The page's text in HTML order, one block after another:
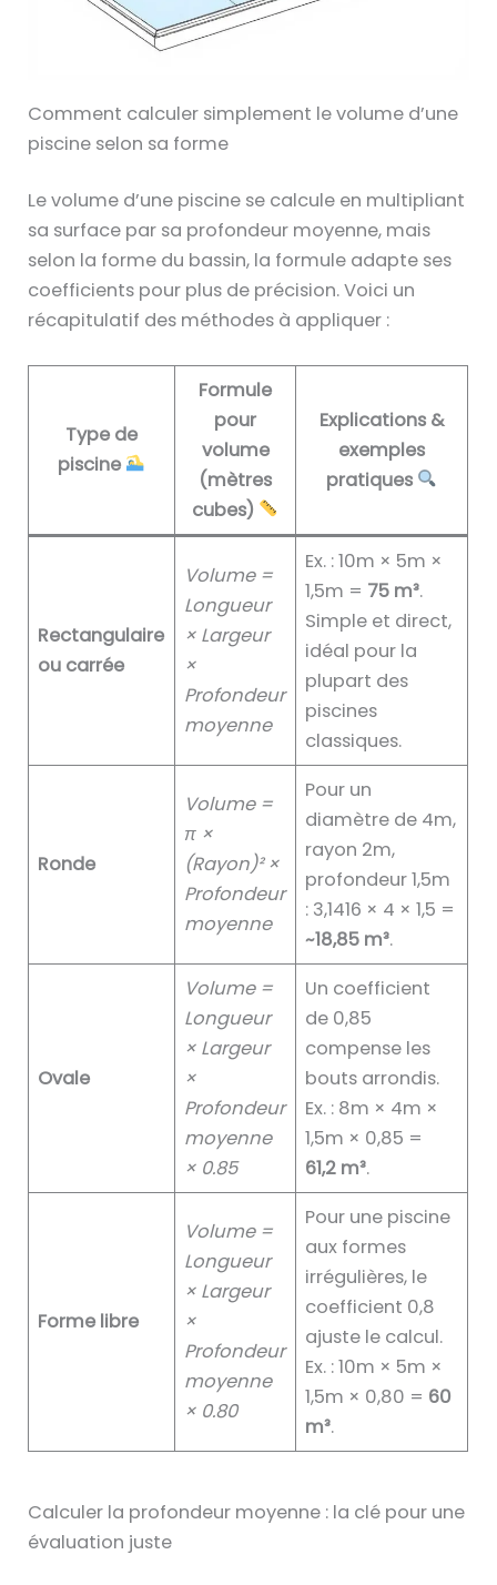
Comment calculer simplement le volume d’une
piscine selon sa forme
Le volume d’une piscine se calcule en multipliant
sa surface par sa profondeur moyenne, mais
selon la forme du bassin, la formule adapte ses
coefficients pour plus de précision. Voici un
récapitulatif des méthodes à appliquer :
Type de
piscine
Formule
pour
volume
(mètres
cubes)
Explications &
exemples
pratiques
Rectangulaire
ou carrée
Volume =
Longueur
× Largeur
×
Profondeur
moyenne
Ex. : 10m × 5m ×
1,5m = 75 m³.
Simple et direct,
idéal pour la
plupart des
piscines
classiques.
Ronde
Volume =
π ×
(Rayon)² ×
Profondeur
moyenne
Pour un
diamètre de 4m,
rayon 2m,
profondeur 1,5m
: 3,1416 × 4 × 1,5 =
~18,85 m³.
Ovale
Volume =
Longueur
× Largeur
×
Profondeur
moyenne
× 0.85
Un coefficient
de 0,85
compense les
bouts arrondis.
Ex. : 8m × 4m ×
1,5m × 0,85 =
61,2 m³.
Forme libre
Volume =
Longueur
× Largeur
×
Profondeur
moyenne
× 0.80
Pour une piscine
aux formes
irrégulières, le
coefficient 0,8
ajuste le calcul.
Ex. : 10m × 5m ×
1,5m × 0,80 = 60
m³.
Calculer la profondeur moyenne : la clé pour une
évaluation juste